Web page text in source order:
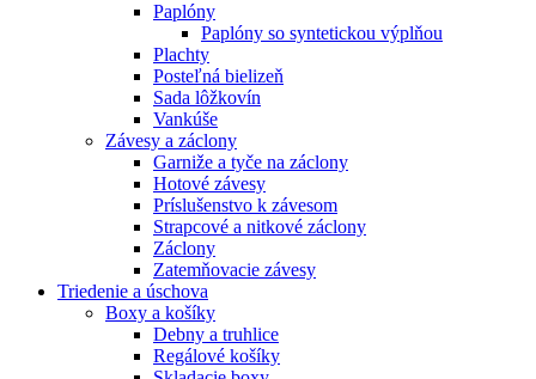
Paplóny
Paplóny so syntetickou výplňou
Plachty
Posteľná bielizeň
Sada lôžkovín
Vankúše
Závesy a záclony
Garniže a tyče na záclony
Hotové závesy
Príslušenstvo k závesom
Strapcové a nitkové záclony
Záclony
Zatemňovacie závesy
Triedenie a úschova
Boxy a košíky
Debny a truhlice
Regálové košíky